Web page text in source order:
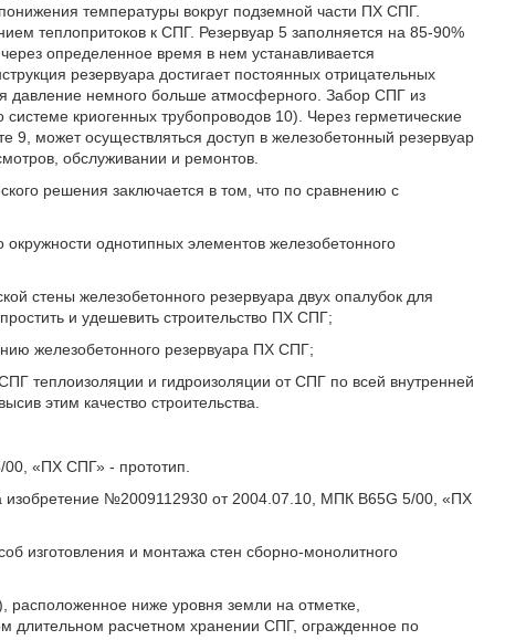
температуры вокруг подземной части ПХ СПГ.
теплопритоков к СПГ. Резервуар 5 заполняется на 85-90%
определенное время в нем устанавливается
резервуара достигает постоянных отрицательных
давление немного больше атмосферного. Забор СПГ из
криогенных трубопроводов 10). Через герметические
9, может осуществляться доступ в железобетонный резервуар
обслуживании и ремонтов.
решения заключается в том, что по сравнению с
однотипных элементов железобетонного
стены железобетонного резервуара двух опалубок для
и удешевить строительство ПХ СПГ;
железобетонного резервуара ПХ СПГ;
теплоизоляции и гидроизоляции от СПГ по всей внутренней
этим качество строительства.
«ПХ СПГ» - прототип.
№2009112930 от 2004.07.10, МПК B65G 5/00, «ПХ
изготовления и монтажа стен сборно-монолитного
ниже уровня земли на отметке,
расчетном хранении СПГ, огражденное по